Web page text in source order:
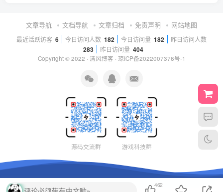
文章导航 文档导航 文章归档 免责声明 网站地图
最近活跃访客 6 今日访问人数 182 今日访问量 182 昨日访问人数
283 昨日访问量 404
Copyright © 2022 · 清风博客 · 琼ICP备2022007376号-1
源码交流群 游戏科技群
462